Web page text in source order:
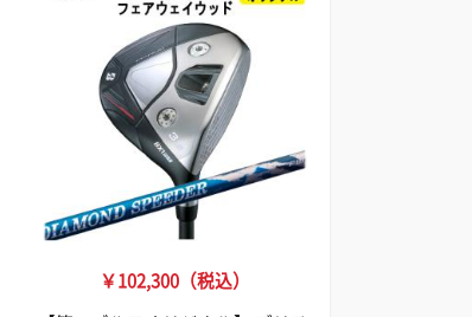
￥102,300（税込）